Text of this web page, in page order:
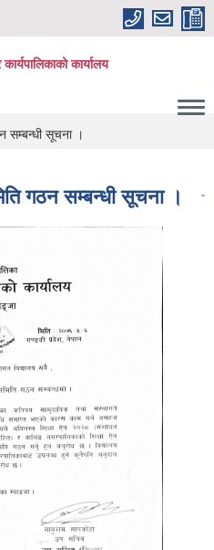
कार्यालय
सम्बन्धी सूचना ।
गठन सम्बन्धी सूचना ।